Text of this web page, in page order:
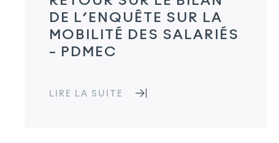
DE L’ENQUÊTE SUR LA
MOBILITÉ DES SALARIÉS
– PDMEC
LIRE LA SUITE